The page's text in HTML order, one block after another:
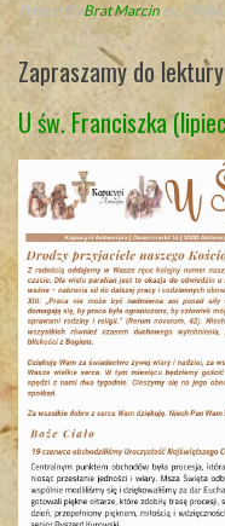
Posted ByBrat Marcin on 29
Zapraszamy do lektury
U św. Franciszka